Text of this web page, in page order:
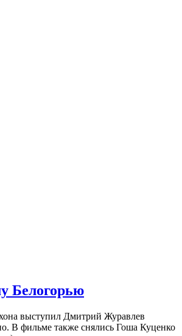
Белогорью
выступил Дмитрий Журавлев
В фильме также снялись Гоша Куценко